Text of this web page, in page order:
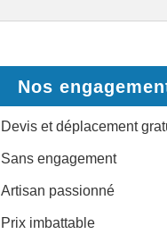
Nos
Devis et déplacement
Sans engagement
Artisan passionné
Prix imbattable